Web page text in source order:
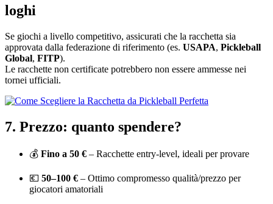
loghi
Se giochi a livello competitivo, assicurati che la racchetta sia
approvata dalla federazione di riferimento (es. USAPA, Pickleball
Global, FITP).
Le racchette non certificate potrebbero non essere ammesse nei
tornei ufficiali.
7. Prezzo: quanto spendere?
💰 Fino a 50 € – Racchette entry-level, ideali per provare
💶 50–100 € – Ottimo compromesso qualità/prezzo per
giocatori amatoriali